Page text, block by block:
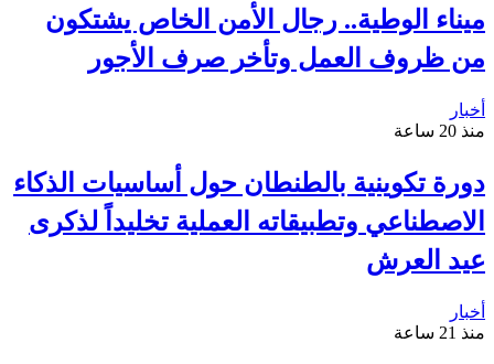
ميناء الوطية.. رجال الأمن الخاص يشتكون
من ظروف العمل وتأخر صرف الأجور
أخبار
منذ 20 ساعة
دورة تكوينية بالطنطان حول أساسيات الذكاء
الاصطناعي وتطبيقاته العملية تخليداً لذكرى
عيد العرش
أخبار
منذ 21 ساعة